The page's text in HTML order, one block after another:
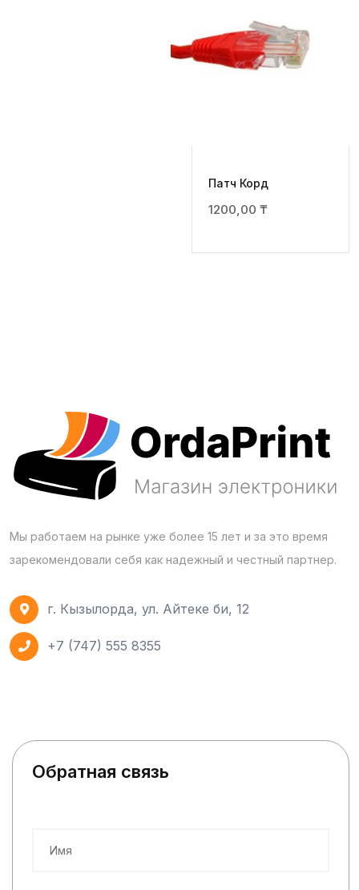
Патч Корд
1200,00 ₸
Мы работаем на рынке уже более 15 лет и за это время
зарекомендовали себя как надежный и честный партнер.
г. Кызылорда, ул. Айтеке би, 12
+7 (747) 555 8355
Обратная связь